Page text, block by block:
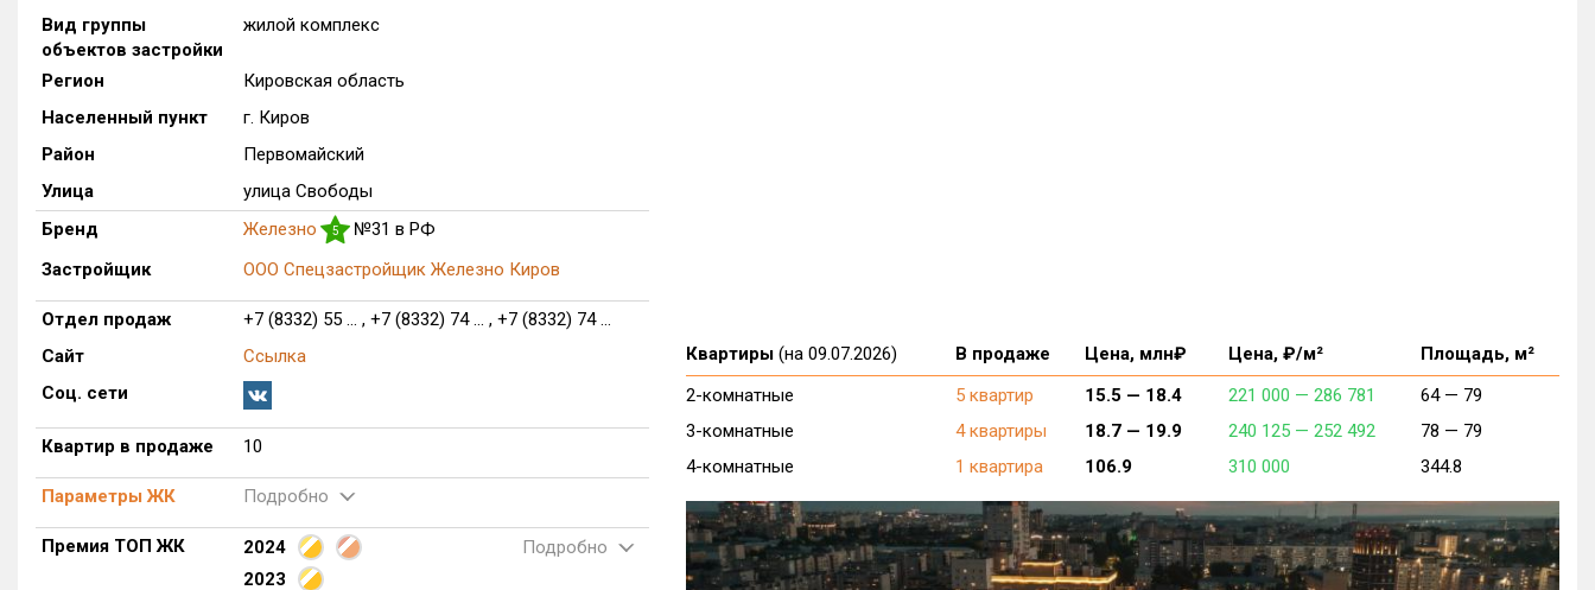
Вид группы
объектов застройки
жилой комплекс
Регион
Кировская область
Населенный пункт
г. Киров
Район
Первомайский
Улица
улица Свободы
Бренд
Железно 5
№31 в РФ
Застройщик
ООО Спецзастройщик Железно Киров
Отдел продаж
+7 (8332) 55 ... , +7 (8332) 74 ... , +7 (8332) 74 ...
Сайт
Ссылка
Соц. сети
Квартир в продаже 10
Параметры ЖК Подробно
Премия ТОП ЖК 2024
Подробно
2023
Квартиры (на 09.07.2026) В продаже Цена, млн₽ Цена, ₽/м²
Площадь, м²
2-комнатные
5 квартир 15.5 — 18.4 221 000 — 286 781 64 — 79
3-комнатные
4 квартиры 18.7 — 19.9 240 125 — 252 492 78 — 79
4-комнатные
1 квартира 106.9 310 000 344.8